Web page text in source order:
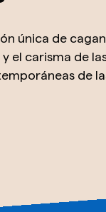
única de
el carisma de
de
Nuestra
cine como la